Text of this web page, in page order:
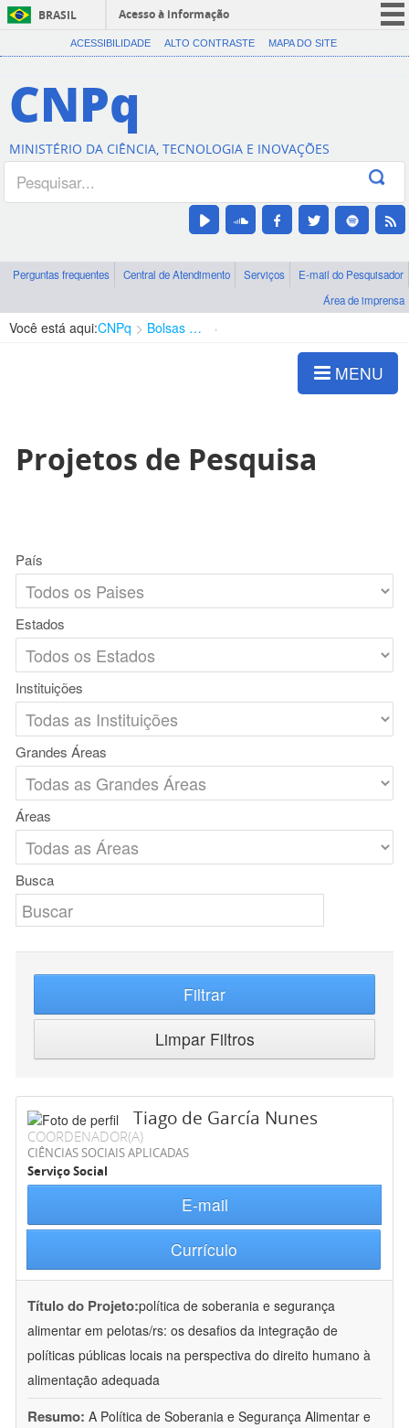
BRASIL
Acesso à informação
CORONAVÍRUS (COVID-19)
Canais
ACESSIBILIDADE ALTO CONTRASTE MAPA DO SITE
CNPq
MINISTÉRIO DA CIÊNCIA, TECNOLOGIA E INOVAÇÕES
Perguntas frequentes Central de Atendimento Serviços
E-mail do Pesquisador
Área de imprensa
Você está aqui:CNPq Bolsas e Auxílios Vigentes
MENU
Projetos de Pesquisa
País
Estados
Instituições
Grandes Áreas
Áreas
Busca
Filtrar
Limpar Filtros
Tiago de García Nunes
COORDENADOR(A)
CIÊNCIAS SOCIAIS APLICADAS
Serviço Social
E-mail
Currículo
Título do Projeto:política de soberania e segurança
alimentar em pelotas/rs: os desafios da integração de
políticas públicas locais na perspectiva do direito humano à
alimentação adequada
Resumo: A Política de Soberania e Segurança Alimentar e